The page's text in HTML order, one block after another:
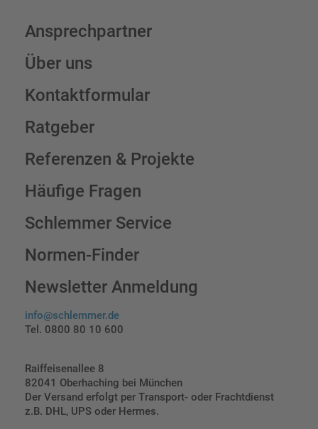
Ansprechpartner
Über uns
Kontaktformular
Ratgeber
Referenzen & Projekte
Häufige Fragen
Schlemmer Service
Normen-Finder
Newsletter Anmeldung
info@schlemmer.de
Tel. 0800 80 10 600
Raiffeisenallee 8
82041 Oberhaching bei München
Der Versand erfolgt per Transport- oder Frachtdienst
z.B. DHL, UPS oder Hermes.